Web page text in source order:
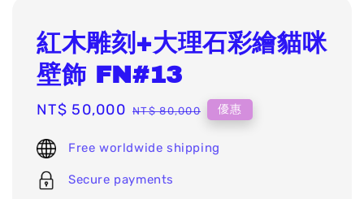
紅木雕刻+大理石彩繪貓咪
壁飾 FN#13
Sale
NT$ 50,000 Regular
NT$ 80,000 優惠
Free worldwide shipping
Secure payments